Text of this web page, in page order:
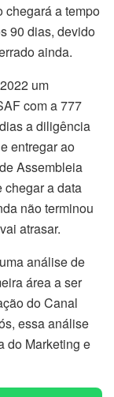
chegará a tempo
90 dias, devido
ainda.
um
com a 777
a diligência
entregar ao
Assembleia
chegar a data
não terminou
atrasar.
análise de
área a ser
do Canal
essa análise
do Marketing e